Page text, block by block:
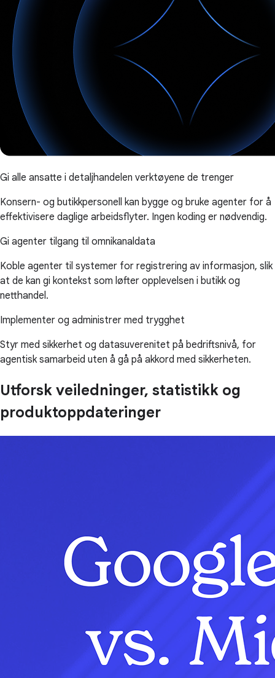
Gi alle ansatte i detaljhandelen verktøyene de trenger
Konsern- og butikkpersonell kan bygge og bruke agenter for å
effektivisere daglige arbeidsflyter. Ingen koding er nødvendig.
Gi agenter tilgang til omnikanaldata
Koble agenter til systemer for registrering av informasjon, slik
at de kan gi kontekst som løfter opplevelsen i butikk og
netthandel.
Implementer og administrer med trygghet
Styr med sikkerhet og datasuverenitet på bedriftsnivå, for
agentisk samarbeid uten å gå på akkord med sikkerheten.
Utforsk veiledninger, statistikk og
produktoppdateringer